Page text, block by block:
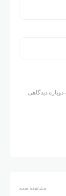
دیدگاهی
مشاهده همه